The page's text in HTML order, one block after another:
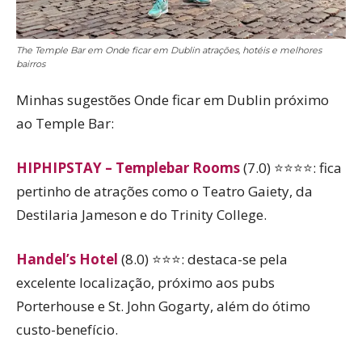
The Temple Bar em Onde ficar em Dublin atrações, hotéis e melhores
bairros
Minhas sugestões Onde ficar em Dublin próximo
ao Temple Bar:
HIPHIPSTAY – Templebar Rooms(7.0) ⭐⭐⭐⭐: fica
pertinho de atrações como o Teatro Gaiety, da
Destilaria Jameson e do Trinity College.
Handel’s Hotel (8.0) ⭐⭐⭐: destaca-se pela
excelente localização, próximo aos pubs
Porterhouse e St. John Gogarty, além do ótimo
custo-benefício.